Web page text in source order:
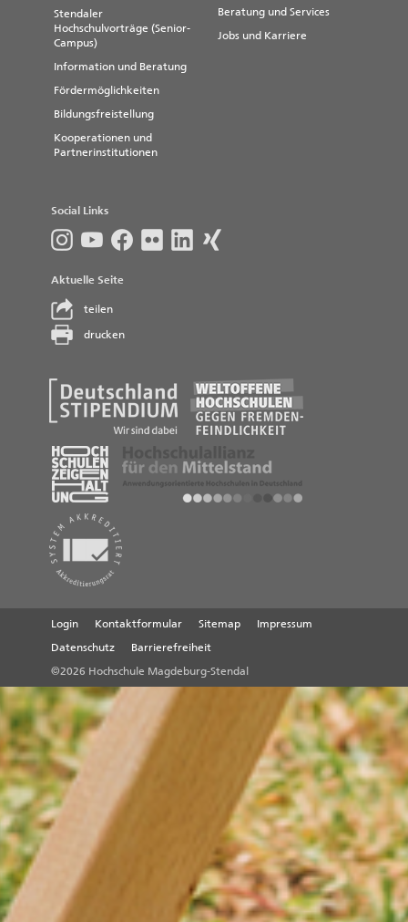
Stendaler
Hochschulvorträge (Senior-
Campus)
Information und Beratung
Fördermöglichkeiten
Bildungsfreistellung
Kooperationen und
Partnerinstitutionen
Beratung und Services
Jobs und Karriere
Social Links
Aktuelle Seite
teilen
drucken
Login Kontaktformular Sitemap
Impressum
Datenschutz
Barrierefreiheit
©2026 Hochschule Magdeburg-Stendal